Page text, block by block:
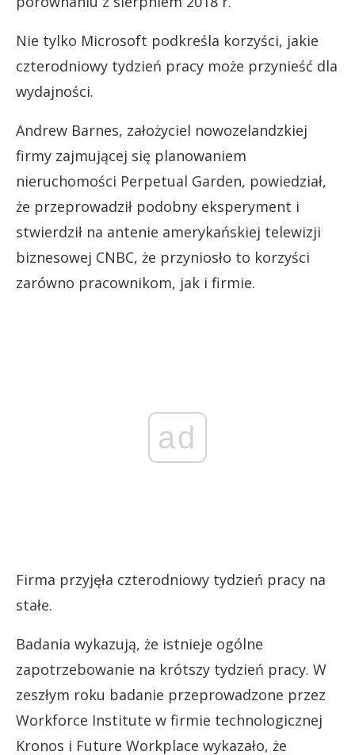
Nie tylko Microsoft podkreśla korzyści, jakie
czterodniowy tydzień pracy może przynieść dla
wydajności.
Andrew Barnes, założyciel nowozelandzkiej
firmy zajmującej się planowaniem
nieruchomości Perpetual Garden, powiedział,
że przeprowadził podobny eksperyment i
stwierdził na antenie amerykańskiej telewizji
biznesowej CNBC, że przyniosło to korzyści
zarówno pracownikom, jak i firmie.
ad
Firma przyjęła czterodniowy tydzień pracy na
stałe.
Badania wykazują, że istnieje ogólne
zapotrzebowanie na krótszy tydzień pracy. W
zeszłym roku badanie przeprowadzone przez
Workforce Institute w firmie technologicznej
Kronos i Future Workplace wykazało, że